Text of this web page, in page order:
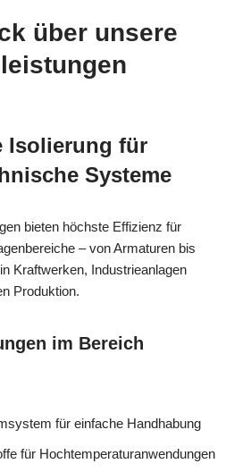
über unsere
Isolierung für
Systeme
bieten höchste Effizienz für
– von Armaturen bis
Kraftwerken, Industrieanlagen
Produktion.
im Bereich
für einfache Handhabung
für Hochtemperaturanwendungen